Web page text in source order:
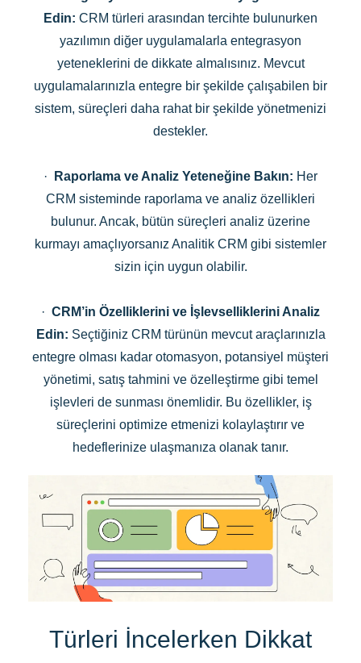
Edin: CRM türleri arasından tercihte bulunurken
yazılımın diğer uygulamalarla entegrasyon
yeteneklerini de dikkate almalısınız. Mevcut
uygulamalarınızla entegre bir şekilde çalışabilen bir
sistem, süreçleri daha rahat bir şekilde yönetmenizi
destekler.
· Raporlama ve Analiz Yeteneğine Bakın: Her
CRM sisteminde raporlama ve analiz özellikleri
bulunur. Ancak, bütün süreçleri analiz üzerine
kurmayı amaçlıyorsanız Analitik CRM gibi sistemler
sizin için uygun olabilir.
· CRM’in Özelliklerini ve İşlevselliklerini Analiz
Edin: Seçtiğiniz CRM türünün mevcut araçlarınızla
entegre olması kadar otomasyon, potansiyel müşteri
yönetimi, satış tahmini ve özelleştirme gibi temel
işlevleri de sunması önemlidir. Bu özellikler, iş
süreçlerini optimize etmenizi kolaylaştırır ve
hedeflerinize ulaşmanıza olanak tanır.
Türleri İncelerken Dikkat